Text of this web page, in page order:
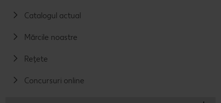
Catalogul actual
Mărcile noastre
Rețete
Concursuri online